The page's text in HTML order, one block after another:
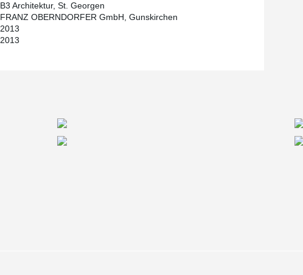
B3 Architektur, St. Georgen
FRANZ OBERNDORFER GmbH, Gunskirchen
2013
2013